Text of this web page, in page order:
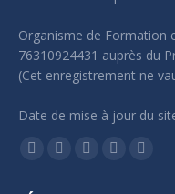
Organisme de Formation
76310924431 auprès du
(Cet enregistrement ne
Date de mise à jour du
Trouvez nous sur :
La
La
La
La
La